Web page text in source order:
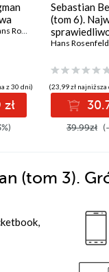
Rosenfeldt
z 30 dni)
zł
Sebastian
(tom 6).
Hans
(23,99 zł najniższa
39.99zł
(tom 3).